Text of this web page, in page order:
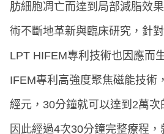
肪細胞凋亡而達到局部減脂效
術不斷地革新與臨床研究，針
LPT HIFEM專利技術也因應而
IFEM專利高強度聚焦磁能技術
經元，30分鐘就可以達到2萬次
因此經過4次30分鐘完整療程，